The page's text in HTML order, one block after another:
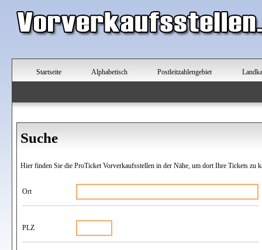
Startseite Alphabetisch Postleitzahlengebiet
Suche
Hier finden Sie die ProTicket Vorverkaufsstellen in der Nähe, um dort Ihre Tickets zu
Ort
PLZ